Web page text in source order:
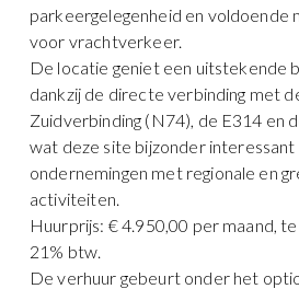
parkeergelegenheid en voldoende
voor vrachtverkeer.
De locatie geniet een uitstekende
dankzij de directe verbinding met
Zuidverbinding (N74), de E314 en
wat deze site bijzonder
ondernemingen met regionale en
activiteiten.
Huurprijs: € 4.950,00 per maand,
21% btw.
De verhuur gebeurt onder het